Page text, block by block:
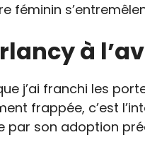
féminin
à
j’ai franchi les
frappée, c’est
par son adoption